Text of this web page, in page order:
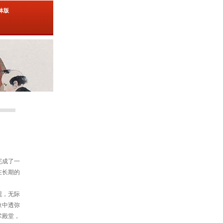
版
成了一
长期的
，无际
中透弥
堂，